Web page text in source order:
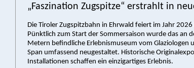
„Faszination Zugspitze“ erstrahlt in
Die Tiroler Zugspitzbahn in Ehrwald feiert im Jahr
Pünktlich zum Start der Sommersaison wurde das an
Metern befindliche Erlebnismuseum vom
Span umfassend neugestaltet. Historische
Installationen schaffen ein einzigartiges Erlebnis.